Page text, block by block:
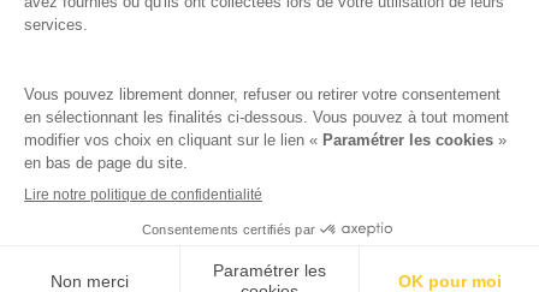
L’ABUS D’ALCOOL EST
DANGEREUX POUR LA SANTÉ.
MODÉRATION.
Réalisation par AttrapTemps